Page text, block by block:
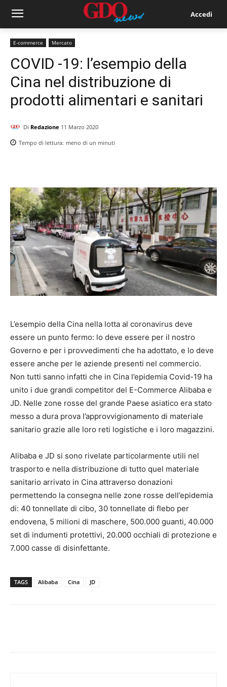
Accedi
E-commerce Mercato
COVID -19: l’esempio della
Cina nel distribuzione di
prodotti alimentari e sanitari
Di Redazione 11 Marzo 2020
Tempo di lettura: meno di un minuti
L’esempio della Cina nella lotta al coronavirus deve
essere un punto fermo: lo deve essere per il nostro
Governo e per i provvedimenti che ha adottato, e lo deve
essere anche per le aziende presenti nel commercio.
Non tutti sanno infatti che in Cina l’epidemia Covid-19 ha
unito i due grandi competitor del E-Commerce Alibaba e
JD. Nelle zone rosse del grande Paese asiatico era stato
messo a dura prova l’approvvigionamento di materiale
sanitario grazie alle loro reti logistiche e i loro magazzini.
Alibaba e JD si sono rivelate particolarmente utili nel
trasporto e nella distribuzione di tutto quel materiale
sanitario arrivato in Cina attraverso donazioni
permettendo la consegna nelle zone rosse dell’epidemia
di: 40 tonnellate di cibo, 30 tonnellate di flebo per
endovena, 5 milioni di maschere, 500.000 guanti, 40.000
set di indumenti protettivi, 20.000 occhiali di protezione e
7.000 casse di disinfettante.
TAGS Alibaba Cina JD